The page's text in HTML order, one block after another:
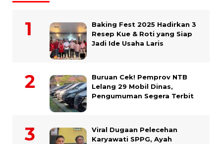
Baking Fest 2025 Hadirkan 3
Resep Kue & Roti yang Siap
Jadi Ide Usaha Laris
Buruan Cek! Pemprov NTB
Lelang 29 Mobil Dinas,
Pengumuman Segera Terbit
Viral Dugaan Pelecehan
Karyawati SPPG, Ayah